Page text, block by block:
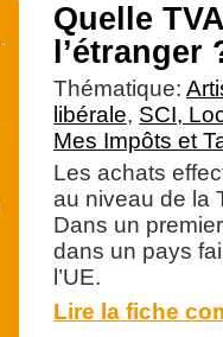
Quelle
l’étranger
Thématique:
libérale, SCI,
Mes Impôts et
Les achats
au niveau de la
Dans un
dans un pays
l’UE.
Lire la fiche